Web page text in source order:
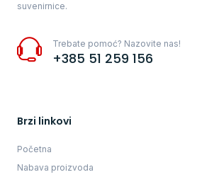
suvenirnice.
Trebate pomoć? Nazovite nas!
+385 51 259 156
Brzi linkovi
Početna
Nabava proizvoda